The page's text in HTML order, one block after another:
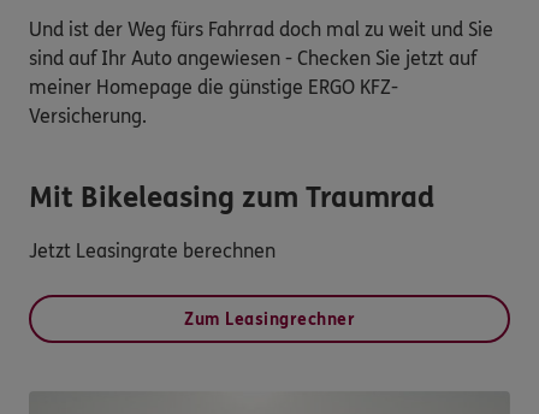
Und ist der Weg fürs Fahrrad doch mal zu weit und Sie
sind auf Ihr Auto angewiesen - Checken Sie jetzt auf
meiner Homepage die günstige ERGO KFZ-
Versicherung.
Mit Bikeleasing zum Traumrad
Jetzt Leasingrate berechnen
Zum Leasingrechner